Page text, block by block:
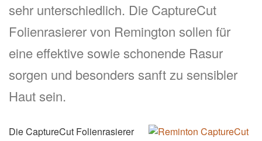
sehr unterschiedlich. Die CaptureCut
Folienrasierer von Remington sollen für
eine effektive sowie schonende Rasur
sorgen und besonders sanft zu sensibler
Haut sein.
Die CaptureCut Folienrasierer